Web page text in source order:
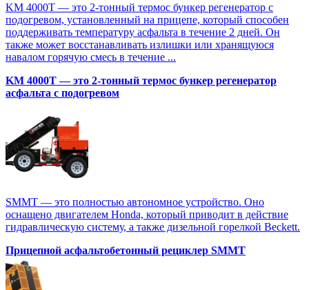
KM 4000T — это 2-тонный термос бункер регенератор с
подогревом, установленный на прицепе, который способен
поддерживать температуру асфальта в течение 2 дней. Он
также может восстанавливать излишки или хранящуюся
навалом горячую смесь в течение ...
KM 4000T — это 2-тонный термос бункер регенератор
асфальта с подогревом
SMMT — это полностью автономное устройство. Оно
оснащено двигателем Honda, который приводит в действие
гидравлическую систему, а также дизельной горелкой Beckett.
Прицепной асфальтобетонный рециклер SMMT